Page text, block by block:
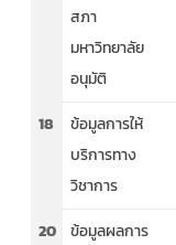
สภา
มหาวิทยาลัย
อนุมัติ
18
ข้อมูลการให้
บริการทาง
วิชาการ
20
ข้อมูลผลการ